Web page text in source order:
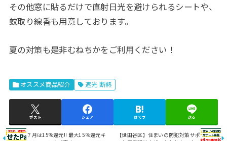
その他窓に貼るだけで直射日光を避けられるシートや、
蚊取り線香も用意しております。
夏の対策も是非むねちかをご利用ください！
オススメ商品紹介 遮光 断熱
ポスト シェア はてブ 送る
７月は15%還元!! 最大15％還元キ
【世田谷区】住まいの防犯対策サポ